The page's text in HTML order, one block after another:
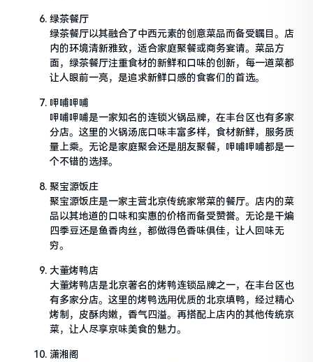
绿茶餐厅
绿茶餐厅以其融合了中西元素的创意菜品而备受瞩目。店
内的环境清新雅致，适合家庭聚餐或商务宴请。菜品方
面，绿茶餐厅注重食材的新鲜和口味的创新，每一道菜都
让人眼前一亮，是追求新鲜口感的食客们的首选。
呷哺呷哺
呷哺呷哺是一家知名的连锁火锅品牌，在丰台区也有多家
分店。这里的火锅汤底口味丰富多样，食材新鲜，服务质
量上乘。无论是家庭聚会还是朋友聚餐，呷哺呷哺都是一
个不错的选择。
聚宝源饭庄
聚宝源饭庄是一家主营北京传统家常菜的餐厅。店内的菜
品以其地道的口味和实惠的价格而备受赞誉。无论是干煸
四季豆还是鱼香肉丝，都做得色香味俱佳，让人回味无
穷。
大董烤鸭店
大董烤鸭店是北京著名的烤鸭连锁品牌之一，在丰台区也
有多家分店。这里的烤鸭选用优质的北京填鸭，经过精心
烤制，皮酥肉嫩，香气四溢。再搭配上店内的其他传统京
菜，让人尽享京味美食的魅力。
潇湘阁